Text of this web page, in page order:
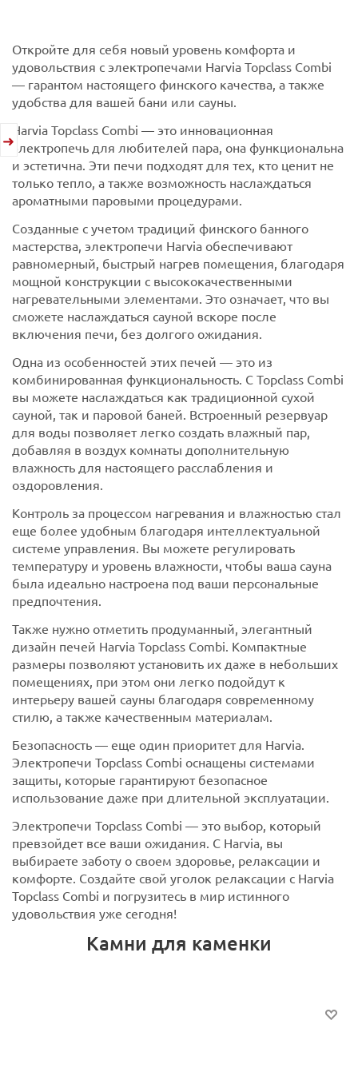
Откройте для себя новый уровень комфорта и
удовольствия с электропечами Harvia Topclass Combi
— гарантом настоящего финского качества, а также
удобства для вашей бани или сауны.
Harvia Topclass Combi — это инновационная
электропечь для любителей пара, она функциональна
и эстетична. Эти печи подходят для тех, кто ценит не
только тепло, а также возможность наслаждаться
ароматными паровыми процедурами.
Созданные с учетом традиций финского банного
мастерства, электропечи Harvia обеспечивают
равномерный, быстрый нагрев помещения, благодаря
мощной конструкции с высококачественными
нагревательными элементами. Это означает, что вы
сможете наслаждаться сауной вскоре после
включения печи, без долгого ожидания.
Одна из особенностей этих печей — это из
комбинированная функциональность. С Topclass Combi
вы можете наслаждаться как традиционной сухой
сауной, так и паровой баней. Встроенный резервуар
для воды позволяет легко создать влажный пар,
добавляя в воздух комнаты дополнительную
влажность для настоящего расслабления и
оздоровления.
Контроль за процессом нагревания и влажностью стал
еще более удобным благодаря интеллектуальной
системе управления. Вы можете регулировать
температуру и уровень влажности, чтобы ваша сауна
была идеально настроена под ваши персональные
предпочтения.
Также нужно отметить продуманный, элегантный
дизайн печей Harvia Topclass Combi. Компактные
размеры позволяют установить их даже в небольших
помещениях, при этом они легко подойдут к
интерьеру вашей сауны благодаря современному
стилю, а также качественным материалам.
Безопасность — еще один приоритет для Harvia.
Электропечи Topclass Combi оснащены системами
защиты, которые гарантируют безопасное
использование даже при длительной эксплуатации.
Электропечи Topclass Combi — это выбор, который
превзойдет все ваши ожидания. С Harvia, вы
выбираете заботу о своем здоровье, релаксации и
комфорте. Создайте свой уголок релаксации с Harvia
Topclass Combi и погрузитесь в мир истинного
удовольствия уже сегодня!
Камни для каменки